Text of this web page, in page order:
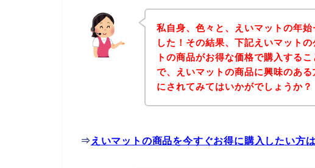
私自身、色々と、えいマットの年
した！その結果、下記えいマット
トの商品がお得な価格で購入する
で、えいマットの商品に興味のあ
にされてみてはいかがでしょうか？
⇒ えいマットの商品を今すぐお得に購入したい方